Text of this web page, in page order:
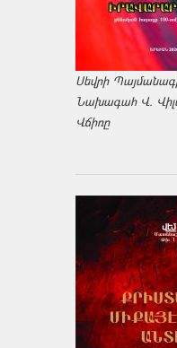
Սեվրի
Նախագահ Վ.
Վճիռը